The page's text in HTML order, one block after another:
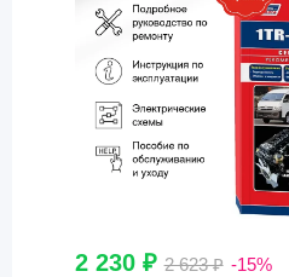
2 230 ₽2 623 ₽ -15%